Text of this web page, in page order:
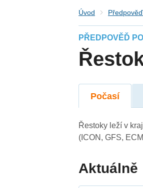
Úvod
PŘEDPOVĚĎ
Počasí
Řestoky leží v
(ICON, GFS,
Aktuálně